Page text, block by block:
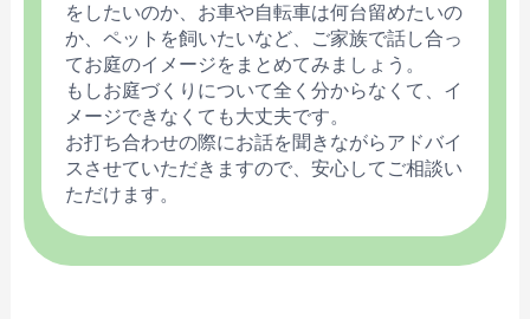
をしたいのか、お車や自転車は何台留めたいの
か、ペットを飼いたいなど、ご家族で話し合っ
てお庭のイメージをまとめてみましょう。
もしお庭づくりについて全く分からなくて、イ
メージできなくても大丈夫です。
お打ち合わせの際にお話を聞きながらアドバイ
スさせていただきますので、安心してご相談い
ただけます。